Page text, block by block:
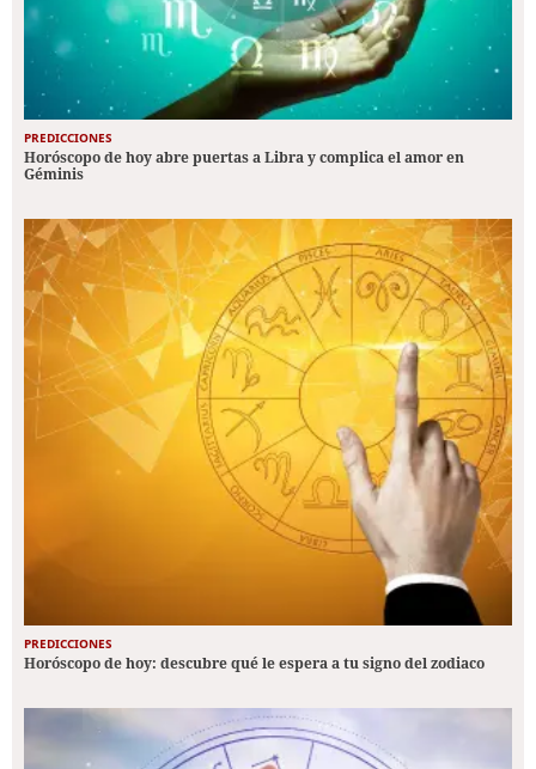
PREDICCIONES
Horóscopo de hoy abre puertas a Libra y complica el amor en
Géminis
PREDICCIONES
Horóscopo de hoy: descubre qué le espera a tu signo del zodiaco